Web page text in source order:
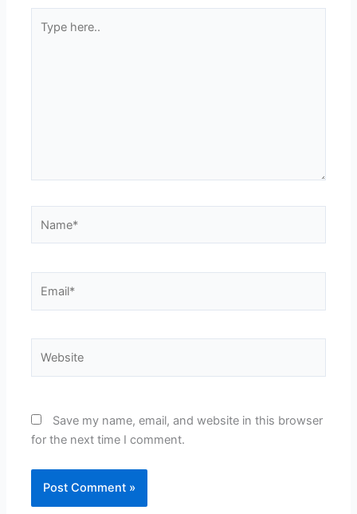
here..
Save my name, email, and website in this browser
for the next time I comment.